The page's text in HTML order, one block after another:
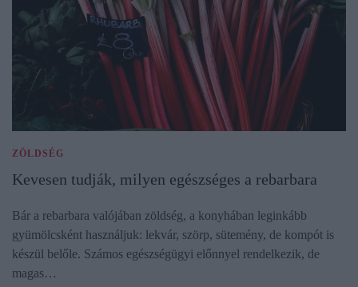
ZÖLDSÉG
Kevesen tudják, milyen egészséges a rebarbara
Bár a rebarbara valójában zöldség, a konyhában leginkább
gyümölcsként használjuk: lekvár, szörp, sütemény, de kompót is
készül belőle. Számos egészségügyi előnnyel rendelkezik, de
magas…